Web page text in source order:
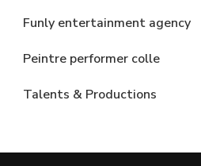
Funly entertainment agency
Peintre performer colle
Talents & Productions